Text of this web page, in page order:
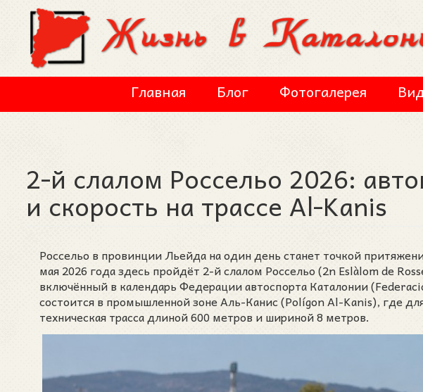
Перейти к основному содержанию
Главная Блог Фотогалерея
2-й слалом Россельо 2026:
и скорость на трассе Al-Kanis
Россельо в провинции Льейда на один день станет точкой
мая 2026 года здесь пройдёт 2-й слалом Россельо (2n Eslàlom de
включённый в календарь Федерации автоспорта Каталонии
состоится в промышленной зоне Аль-Канис (Polígon Al-Kanis), где
техническая трасса длиной 600 метров и шириной 8 метров.